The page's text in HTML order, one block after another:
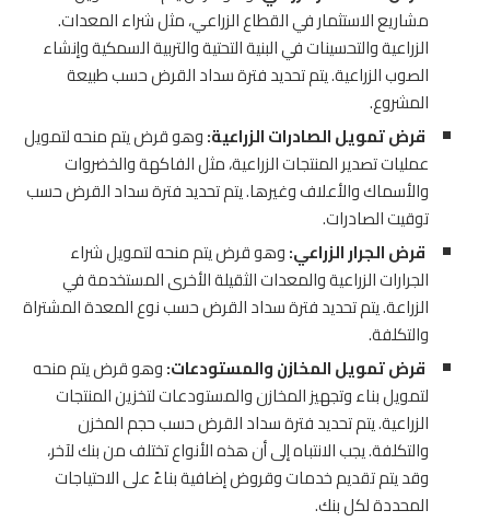
مشاريع الاستثمار في القطاع الزراعي، مثل شراء المعدات.
الزراعية والتحسينات في البنية التحتية والتربية السمكية وإنشاء
الصوب الزراعية. يتم تحديد فترة سداد القرض حسب طبيعة
المشروع.
قرض تمويل الصادرات الزراعية:وهو قرض يتم منحه لتمويل
عمليات تصدير المنتجات الزراعية، مثل الفاكهة والخضروات
والأسماك والأعلاف وغيرها. يتم تحديد فترة سداد القرض حسب
توقيت الصادرات.
قرض الجرار الزراعي:وهو قرض يتم منحه لتمويل شراء
الجرارات الزراعية والمعدات الثقيلة الأخرى المستخدمة في
الزراعة. يتم تحديد فترة سداد القرض حسب نوع المعدة المشتراة
والتكلفة.
قرض تمويل المخازن والمستودعات:وهو قرض يتم منحه
لتمويل بناء وتجهيز المخازن والمستودعات لتخزين المنتجات
الزراعية. يتم تحديد فترة سداد القرض حسب حجم المخزن
والتكلفة.يجب الانتباه إلى أن هذه الأنواع تختلف من بنك لآخر،
وقد يتم تقديم خدمات وقروض إضافية بناءً على الاحتياجات
المحددة لكل بنك.